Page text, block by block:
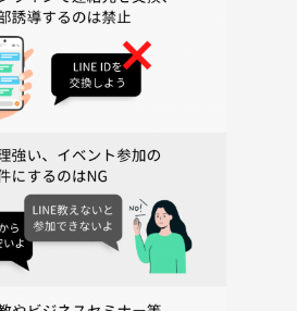
展開を手伝ってほしい！
で働きたい！
事、資産形成、FPに相談したい！
！
てほしい！
！起業や独立をしたい！
を得たい！
フを募集したい！
ょう！
話を聞いて！
って！